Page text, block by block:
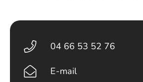
04 66 53 52 76
E-mail